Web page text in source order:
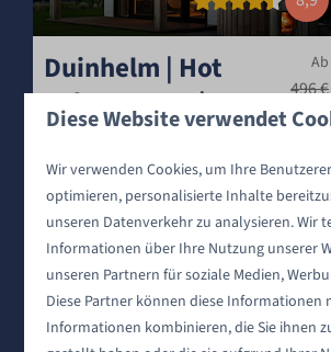
Ab
496 €
469 €
3 Nächte
Duinhelm | Hot
Tub & Sauna | 6
Pers.
Niederlande, Zeeland,
Yerseke
Vollelektrisch
Geeignet für die ganze Familie
Privater Whirlpool & Sauna
Diese Website verwendet
Wir verwenden Cookies, um Ihre
optimieren, personalisierte Inhalte
unseren Datenverkehr zu analysieren. Wir
Informationen über Ihre Nutzung unserer
unseren Partnern für soziale Medien,
Diese Partner können diese Informationen
Informationen kombinieren, die Sie ihnen